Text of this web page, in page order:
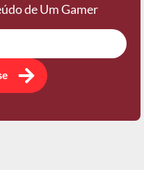
de Um Gamer